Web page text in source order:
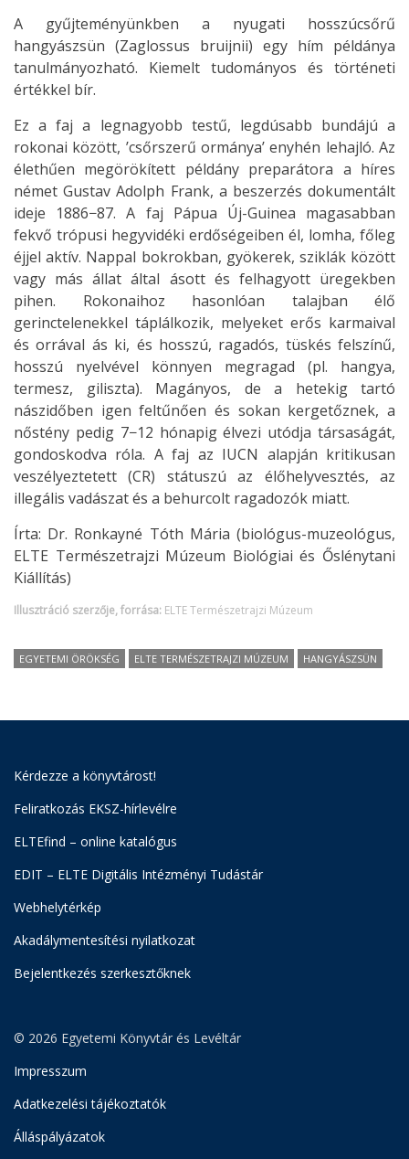
A gyűjteményünkben a nyugati hosszúcsőrű
hangyászsün (Zaglossus bruijnii) egy hím példánya
tanulmányozható. Kiemelt tudományos és történeti
értékkel bír.
Ez a faj a legnagyobb testű, legdúsabb bundájú a
rokonai között, ’csőrszerű ormánya’ enyhén lehajló. Az
élethűen megörökített példány preparátora a híres
német Gustav Adolph Frank, a beszerzés dokumentált
ideje 1886−87. A faj Pápua Új-Guinea magasabban
fekvő trópusi hegyvidéki erdőségeiben él, lomha, főleg
éjjel aktív. Nappal bokrokban, gyökerek, sziklák között
vagy más állat által ásott és felhagyott üregekben
pihen. Rokonaihoz hasonlóan talajban élő
gerinctelenekkel táplálkozik, melyeket erős karmaival
és orrával ás ki, és hosszú, ragadós, tüskés felszínű,
hosszú nyelvével könnyen megragad (pl. hangya,
termesz, giliszta). Magányos, de a hetekig tartó
nászidőben igen feltűnően és sokan kergetőznek, a
nőstény pedig 7−12 hónapig élvezi utódja társaságát,
gondoskodva róla. A faj az IUCN alapján kritikusan
veszélyeztetett (CR) státuszú az élőhelyvesztés, az
illegális vadászat és a behurcolt ragadozók miatt.
Írta: Dr. Ronkayné Tóth Mária (biológus-muzeológus,
ELTE Természetrajzi Múzeum Biológiai és Őslénytani
Kiállítás)
Illusztráció szerzője, forrása: ELTE Természetrajzi Múzeum
EGYETEMI ÖRÖKSÉG ELTE TERMÉSZETRAJZI MÚZEUM HANGYÁSZSÜN
Kérdezze a könyvtárost!
Feliratkozás EKSZ-hírlevélre
ELTEfind – online katalógus
EDIT – ELTE Digitális Intézményi Tudástár
Webhelytérkép
Akadálymentesítési nyilatkozat
Bejelentkezés szerkesztőknek
© 2026 Egyetemi Könyvtár és Levéltár
Impresszum
Adatkezelési tájékoztatók
Álláspályázatok